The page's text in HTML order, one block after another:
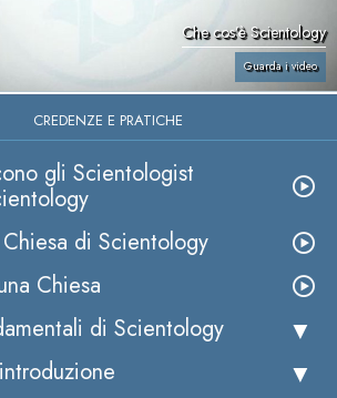
Che cos’è Scientology
Guarda i video
CREDENZE E PRATICHE
gli Scientologist
di Scientology
Chiesa
di Scientology